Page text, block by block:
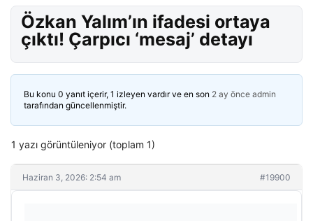
Özkan Yalım’ın ifadesi ortaya
çıktı! Çarpıcı ‘mesaj’ detayı
Bu konu 0 yanıt içerir, 1 izleyen vardır ve en son 2 ay önce admin
tarafından güncellenmiştir.
1 yazı görüntüleniyor (toplam 1)
Haziran 3, 2026: 2:54 am #19900